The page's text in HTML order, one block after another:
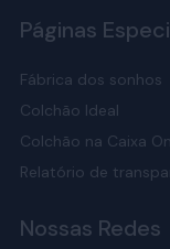
Páginas
Fábrica dos sonhos
Colchão Ideal
Colchão na Caixa
Relatório de
Nossas Redes